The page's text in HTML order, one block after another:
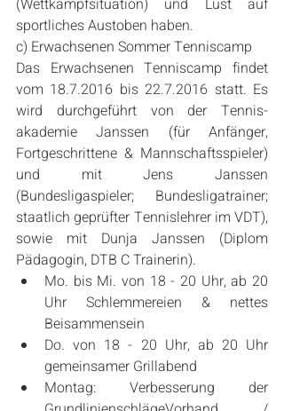
(Wettkampfsituation) und Lust auf
sportliches Austoben haben.
c) Erwachsenen Sommer Tenniscamp
Das Erwachsenen Tenniscamp findet
vom 18.7.2016 bis 22.7.2016 statt. Es
wird durchgeführt von der Tennis-
akademie Janssen (für Anfänger,
Fortgeschrittene & Mannschaftsspieler)
und mit Jens Janssen
(Bundesligaspieler; Bundesligatrainer;
staatlich geprüfter Tennislehrer im VDT),
sowie mit Dunja Janssen (Diplom
Pädagogin, DTB C Trainerin).
Mo. bis Mi. von 18 - 20 Uhr, ab 20
Uhr Schlemmereien & nettes
Beisammensein
Do. von 18 - 20 Uhr, ab 20 Uhr
gemeinsamer Grillabend
Montag: Verbesserung der